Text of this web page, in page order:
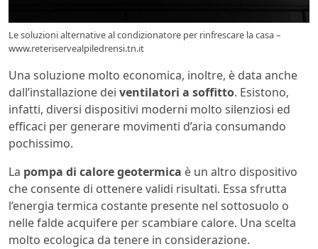
Le soluzioni alternative al condizionatore per rinfrescare la casa –
www.reteriservealpiledrensi.tn.it
Una soluzione molto economica, inoltre, è data anche
dall’installazione dei ventilatori a soffitto. Esistono,
infatti, diversi dispositivi moderni molto silenziosi ed
efficaci per generare movimenti d’aria consumando
pochissimo.
La pompa di calore geotermica è un altro dispositivo
che consente di ottenere validi risultati. Essa sfrutta
l’energia termica costante presente nel sottosuolo o
nelle falde acquifere per scambiare calore. Una scelta
molto ecologica da tenere in considerazione.